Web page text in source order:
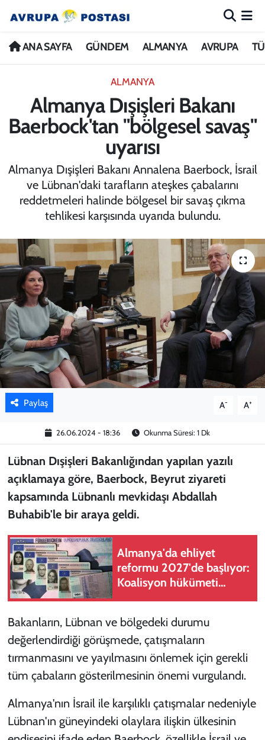
ANA SAYFA GÜNDEM ALMANYA AVRUPA
ALMANYA
Almanya Dışişleri Bakanı
Baerbock'tan "bölgesel savaş"
uyarısı
Almanya Dışişleri Bakanı Annalena Baerbock, İsrail
ve Lübnan'daki tarafların ateşkes çabalarını
reddetmeleri halinde bölgesel bir savaş çıkma
tehlikesi karşısında uyarıda bulundu.
Paylaş A- A+
26.06.2024 - 18:36 Okunma Süresi: 1 Dk
Lübnan Dışişleri Bakanlığından yapılan yazılı
açıklamaya göre, Baerbock, Beyrut ziyareti
kapsamında Lübnanlı mevkidaşı Abdallah
Buhabib'le bir araya geldi.
Almanya'da ehliyet
reformu 2027'de başlıyor:
Koalisyon hükümeti
Bakanların, Lübnan ve bölgedeki durumu
değerlendirdiği görüşmede, çatışmaların
tırmanmasını ve yayılmasını önlemek için gerekli
tüm çabaların gösterilmesinin önemi vurgulandı.
Almanya'nın İsrail ile karşılıklı çatışmalar nedeniyle
Lübnan'ın güneyindeki olaylara ilişkin ülkesinin
ANA SAYFA
ALMANYA
AVRUPA
TÜRKİYE
DÜNYA
SPOR
KADIN
YAZARLAR
Nöbetçi Eczaneler
İstanbul Namaz Vakitleri
Trafik Durumu
Avrupa Ligi Puan Durumu ve Fikstür
Tüm Manşetler
Son Dakika Haberleri
Haber Arşivi